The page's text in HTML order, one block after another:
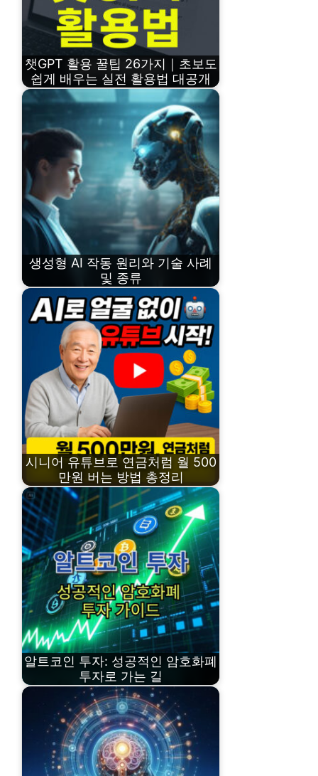
챗GPT 활용 꿀팁 26가지｜초보도
쉽게 배우는 실전 활용법 대공개
생성형 AI 작동 원리와 기술 사례
및 종류
시니어 유튜브로 연금처럼 월 500
만원 버는 방법 총정리
알트코인 투자: 성공적인 암호화폐
투자로 가는 길